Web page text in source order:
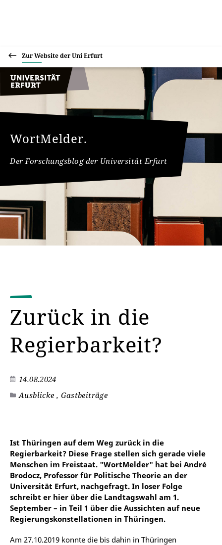
Zur Website der Uni Erfurt
WortMelder.
Der Forschungsblog der Universität Erfurt
Zurück in die
Regierbarkeit?
14.08.2024
Ausblicke , Gastbeiträge
Ist Thüringen auf dem Weg zurück in die
Regierbarkeit? Diese Frage stellen sich gerade viele
Menschen im Freistaat. "WortMelder" hat bei André
Brodocz, Professor für Politische Theorie an der
Universität Erfurt, nachgefragt. In loser Folge
schreibt er hier über die Landtagswahl am 1.
September – in Teil 1 über die Aussichten auf neue
Regierungskonstellationen in Thüringen.
Am 27.10.2019 konnte die bis dahin in Thüringen